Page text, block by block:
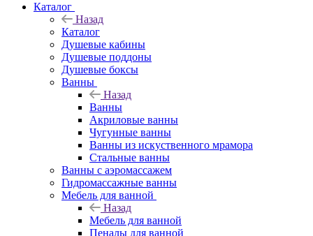
Каталог
Назад
Каталог
Душевые кабины
Душевые поддоны
Душевые боксы
Ванны
Назад
Ванны
Акриловые ванны
Чугунные ванны
Ванны из искуственного мрамора
Стальные ванны
Ванны с аэромассажем
Гидромассажные ванны
Мебель для ванной
Назад
Мебель для ванной
Пеналы для ванной